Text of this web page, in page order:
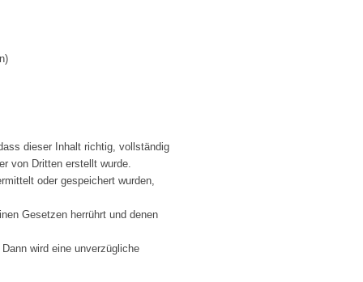
dieser Inhalt richtig, vollständig
von Dritten erstellt wurde.
oder gespeichert wurden,
Gesetzen herrührt und denen
wird eine unverzügliche